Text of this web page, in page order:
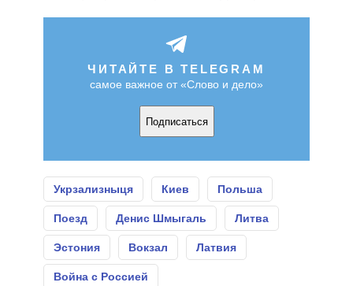
ЧИТАЙТЕ В TELEGRAM
самое важное от «Слово и дело»
Подписаться
Укрзализныця Киев Польша
Поезд Денис Шмыгаль Литва
Эстония Вокзал Латвия
Война с Россией